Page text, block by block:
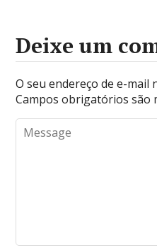
Deixe um
O seu endereço de e-mail
Campos obrigatórios são